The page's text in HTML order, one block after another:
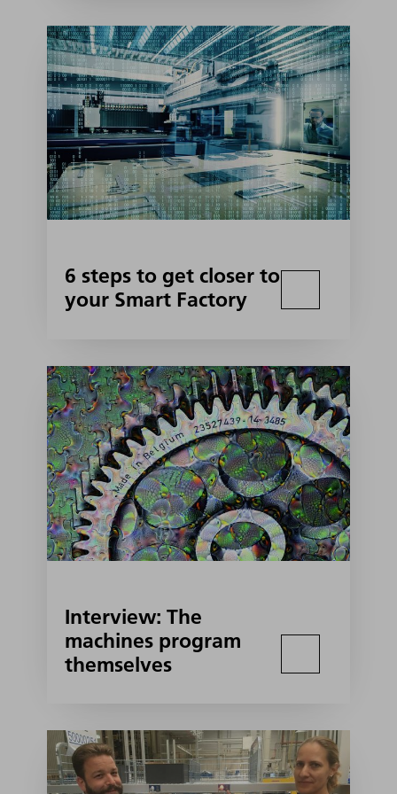
6 steps to get closer to
your Smart Factory
Interview: The
machines program
themselves